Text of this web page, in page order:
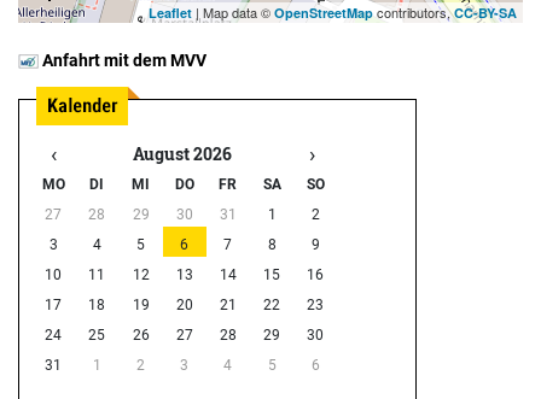
Leaflet | Map data © OpenStreetMap contributors,CC-BY-SA
Anfahrt mit dem MVV
‹ August 2026 ›
MO DI MI DO FR SA
SO
27
28 29 30 31 1
2
3
4 5 6 7 8
9
10
11 12 13 14 15
16
17
18 19 20 21 22
23
24
25 26 27 28 29
30
31
1 2 3 4 5 6